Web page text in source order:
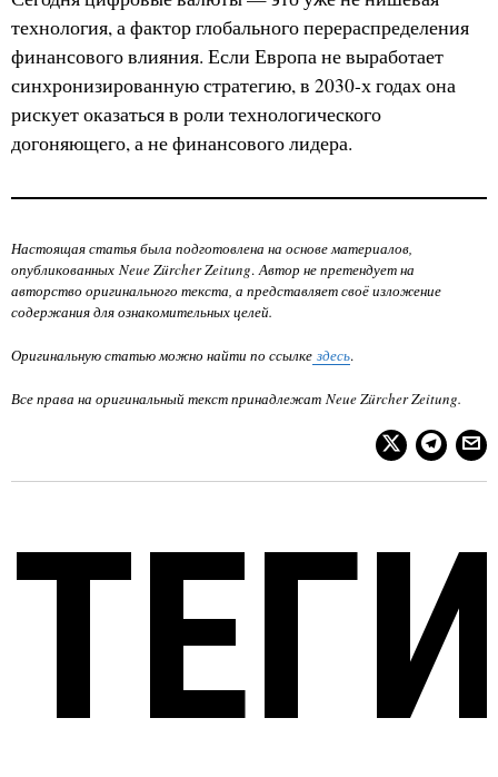
технология, а фактор глобального перераспределения
финансового влияния. Если Европа не выработает
синхронизированную стратегию, в 2030-х годах она
рискует оказаться в роли технологического
догоняющего, а не финансового лидера.
Настоящая статья была подготовлена на основе материалов,
опубликованных Neue Zürcher Zeitung.Автор не претендует на
авторство оригинального текста, а представляет своё изложение
содержания для ознакомительных целей.
Оригинальную статью можно найти по ссылке здесь.
Все права на оригинальный текст принадлежат Neue Zürcher Zeitung.